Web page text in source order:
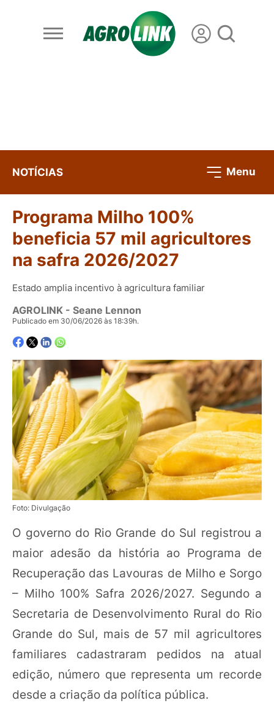
NOTÍCIAS Menu
Programa Milho 100%
beneficia 57 mil agricultores
na safra 2026/2027
Estado amplia incentivo à agricultura familiar
AGROLINK - Seane Lennon
Publicado em 30/06/2026 às 18:39h.
Foto: Divulgação
O governo do Rio Grande do Sul registrou a
maior adesão da história ao Programa de
Recuperação das Lavouras de Milho e Sorgo
– Milho 100% Safra 2026/2027. Segundo a
Secretaria de Desenvolvimento Rural do Rio
Grande do Sul, mais de 57 mil agricultores
familiares cadastraram pedidos na atual
edição, número que representa um recorde
desde a criação da política pública.